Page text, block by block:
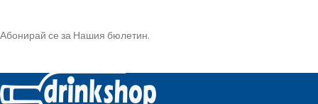
Абонирай се за Нашия бюлетин.